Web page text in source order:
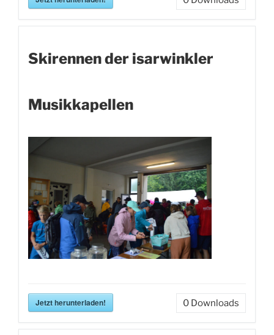
Skirennen der isarwinkler
Musikkapellen
Jetzt herunterladen! 0 Downloads